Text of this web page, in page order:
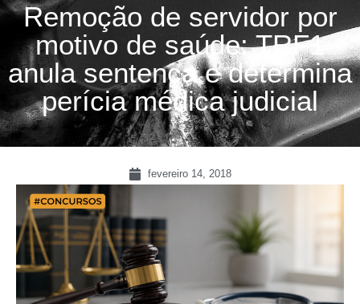
Remoção de servidor por
motivo de saúde: TRF1
anula sentença e determina
perícia médica judicial
fevereiro 14, 2018